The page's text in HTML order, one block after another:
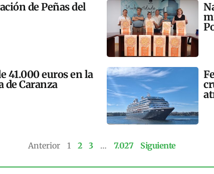
de Peñas del
41.000 euros en la
de Caranza
Anterior 1 2 3 … 7.027 Siguiente